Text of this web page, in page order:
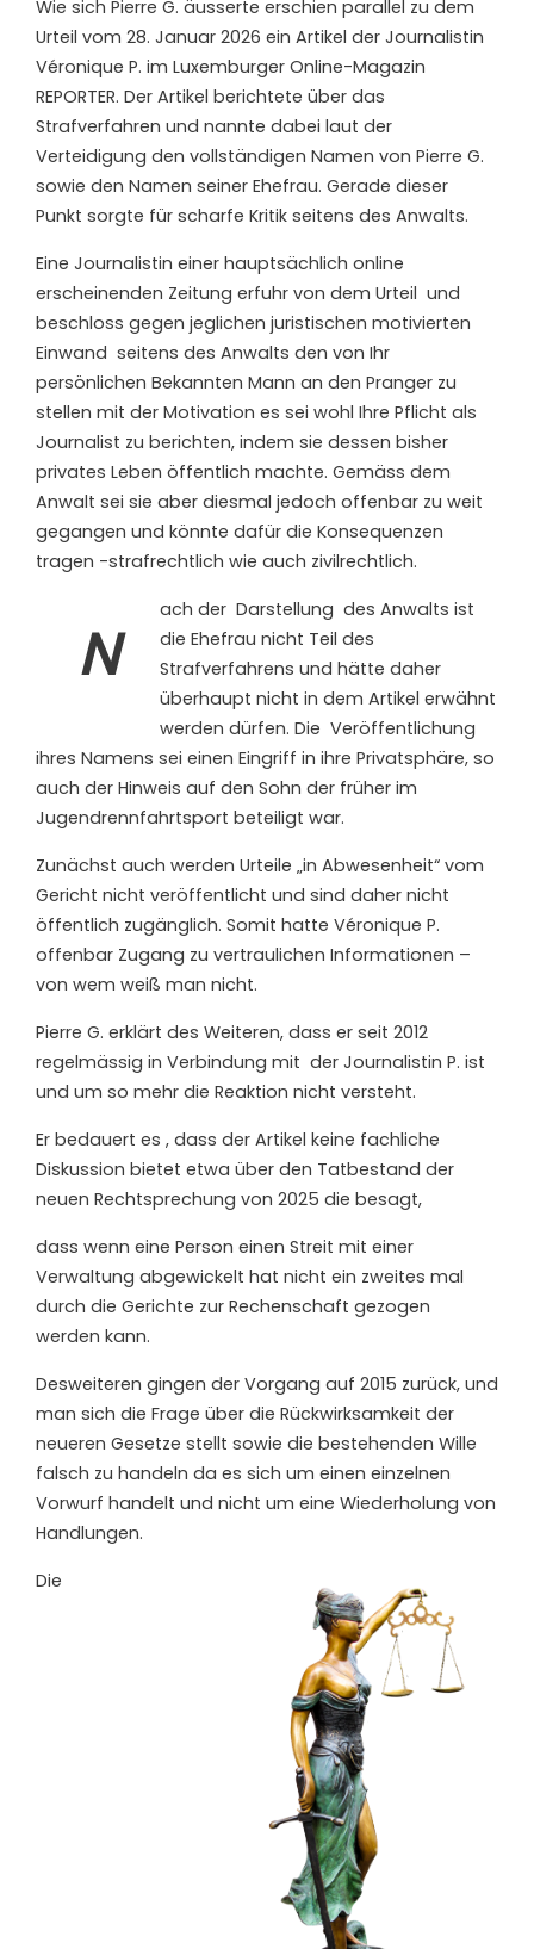
Wie sich Pierre G. äusserte erschien parallel zu dem
Urteil vom 28. Januar 2026 ein Artikel der Journalistin
Véronique P. im Luxemburger Online-Magazin
REPORTER. Der Artikel berichtete über das
Strafverfahren und nannte dabei laut der
Verteidigung den vollständigen Namen von Pierre G.
sowie den Namen seiner Ehefrau. Gerade dieser
Punkt sorgte für scharfe Kritik seitens des Anwalts.
Eine Journalistin einer hauptsächlich online
erscheinenden Zeitung erfuhr von dem Urteil und
beschloss gegen jeglichen juristischen motivierten
Einwand seitens des Anwalts den von Ihr
persönlichen Bekannten Mann an den Pranger zu
stellen mit der Motivation es sei wohl Ihre Pflicht als
Journalist zu berichten, indem sie dessen bisher
privates Leben öffentlich machte. Gemäss dem
Anwalt sei sie aber diesmal jedoch offenbar zu weit
gegangen und könnte dafür die Konsequenzen
tragen -strafrechtlich wie auch zivilrechtlich.
N
ach der Darstellung des Anwalts ist
die Ehefrau nicht Teil des
Strafverfahrens und hätte daher
überhaupt nicht in dem Artikel erwähnt
werden dürfen. Die Veröffentlichung
ihres Namens sei einen Eingriff in ihre Privatsphäre, so
auch der Hinweis auf den Sohn der früher im
Jugendrennfahrtsport beteiligt war.
Zunächst auch werden Urteile „in Abwesenheit“ vom
Gericht nicht veröffentlicht und sind daher nicht
öffentlich zugänglich. Somit hatte Véronique P.
offenbar Zugang zu vertraulichen Informationen –
von wem weiß man nicht.
Pierre G. erklärt des Weiteren, dass er seit 2012
regelmässig in Verbindung mit der Journalistin P. ist
und um so mehr die Reaktion nicht versteht.
Er bedauert es , dass der Artikel keine fachliche
Diskussion bietet etwa über den Tatbestand der
neuen Rechtsprechung von 2025 die besagt,
dass wenn eine Person einen Streit mit einer
Verwaltung abgewickelt hat nicht ein zweites mal
durch die Gerichte zur Rechenschaft gezogen
werden kann.
Desweiteren gingen der Vorgang auf 2015 zurück, und
man sich die Frage über die Rückwirksamkeit der
neueren Gesetze stellt sowie die bestehenden Wille
falsch zu handeln da es sich um einen einzelnen
Vorwurf handelt und nicht um eine Wiederholung von
Handlungen.
Die